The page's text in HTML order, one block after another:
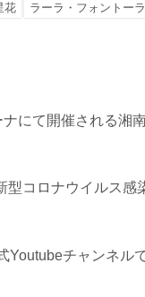
花 ラーラ・フォントーラ
にて開催される湘
コロナウイルス感
チャンネル